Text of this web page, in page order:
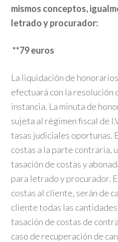
mismos conceptos,
letrado y procurador:
**79euros
La liquidación de
efectuará con la resolución
instancia. La minuta de
sujeta al régimen fiscal de
tasas judiciales oportunas.
costas a la parte contraria,
tasación de costas y
para letrado y procurador.
costas al cliente, serán de
cliente todas las
tasación de costas de
caso de recuperación de